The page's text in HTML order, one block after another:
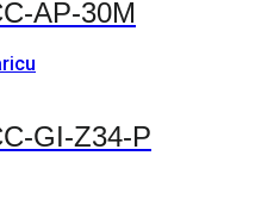
AP-30M
GI-Z34-P